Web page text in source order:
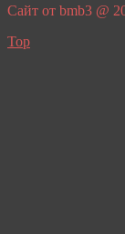
Сайт от bmb3 @
Top